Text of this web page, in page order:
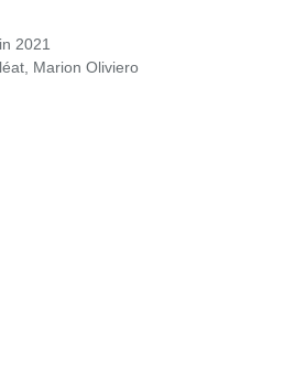
2021
, Marion Oliviero